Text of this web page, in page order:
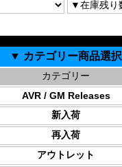
▼ カテゴリー商品選択
カテゴリー
AVR / GM Releases
新入荷
再入荷
アウトレット